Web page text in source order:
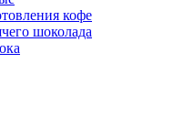
кофе
шоколада